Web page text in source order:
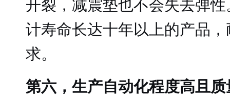
开裂，减震垫也不会失去弹
计寿命长达十年以上的产品
求。
第六，生产自动化程度高且